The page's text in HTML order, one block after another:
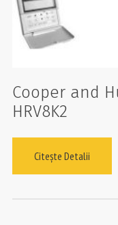
Cooper and
HRV8K2
Citește Detalii